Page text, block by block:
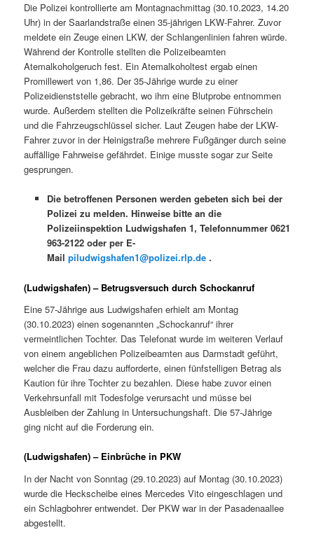
Die Polizei kontrollierte am Montagnachmittag (30.10.2023, 14.20
Uhr) in der Saarlandstraße einen 35-jährigen LKW-Fahrer. Zuvor
meldete ein Zeuge einen LKW, der Schlangenlinien fahren würde.
Während der Kontrolle stellten die Polizeibeamten
Atemalkoholgeruch fest. Ein Atemalkoholtest ergab einen
Promillewert von 1,86. Der 35-Jährige wurde zu einer
Polizeidienststelle gebracht, wo ihm eine Blutprobe entnommen
wurde. Außerdem stellten die Polizeikräfte seinen Führschein
und die Fahrzeugschlüssel sicher. Laut Zeugen habe der LKW-
Fahrer zuvor in der Heinigstraße mehrere Fußgänger durch seine
auffällige Fahrweise gefährdet. Einige musste sogar zur Seite
gesprungen.
Die betroffenen Personen werden gebeten sich bei der
Polizei zu melden. Hinweise bitte an die
Polizeiinspektion Ludwigshafen 1, Telefonnummer 0621
963-2122 oder per E-
Mail piludwigshafen1@polizei.rlp.de.
(Ludwigshafen) – Betrugsversuch durch Schockanruf
Eine 57-Jährige aus Ludwigshafen erhielt am Montag
(30.10.2023) einen sogenannten „Schockanruf“ ihrer
vermeintlichen Tochter. Das Telefonat wurde im weiteren Verlauf
von einem angeblichen Polizeibeamten aus Darmstadt geführt,
welcher die Frau dazu aufforderte, einen fünfstelligen Betrag als
Kaution für ihre Tochter zu bezahlen. Diese habe zuvor einen
Verkehrsunfall mit Todesfolge verursacht und müsse bei
Ausbleiben der Zahlung in Untersuchungshaft. Die 57-Jährige
ging nicht auf die Forderung ein.
(Ludwigshafen) – Einbrüche in PKW
In der Nacht von Sonntag (29.10.2023) auf Montag (30.10.2023)
wurde die Heckscheibe eines Mercedes Vito eingeschlagen und
ein Schlagbohrer entwendet. Der PKW war in der Pasadenaallee
abgestellt.